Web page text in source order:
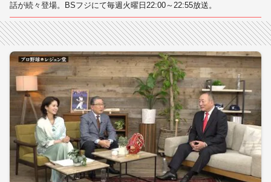
話が続々登場。BSフジにて毎週火曜日22:00～22:55放送。